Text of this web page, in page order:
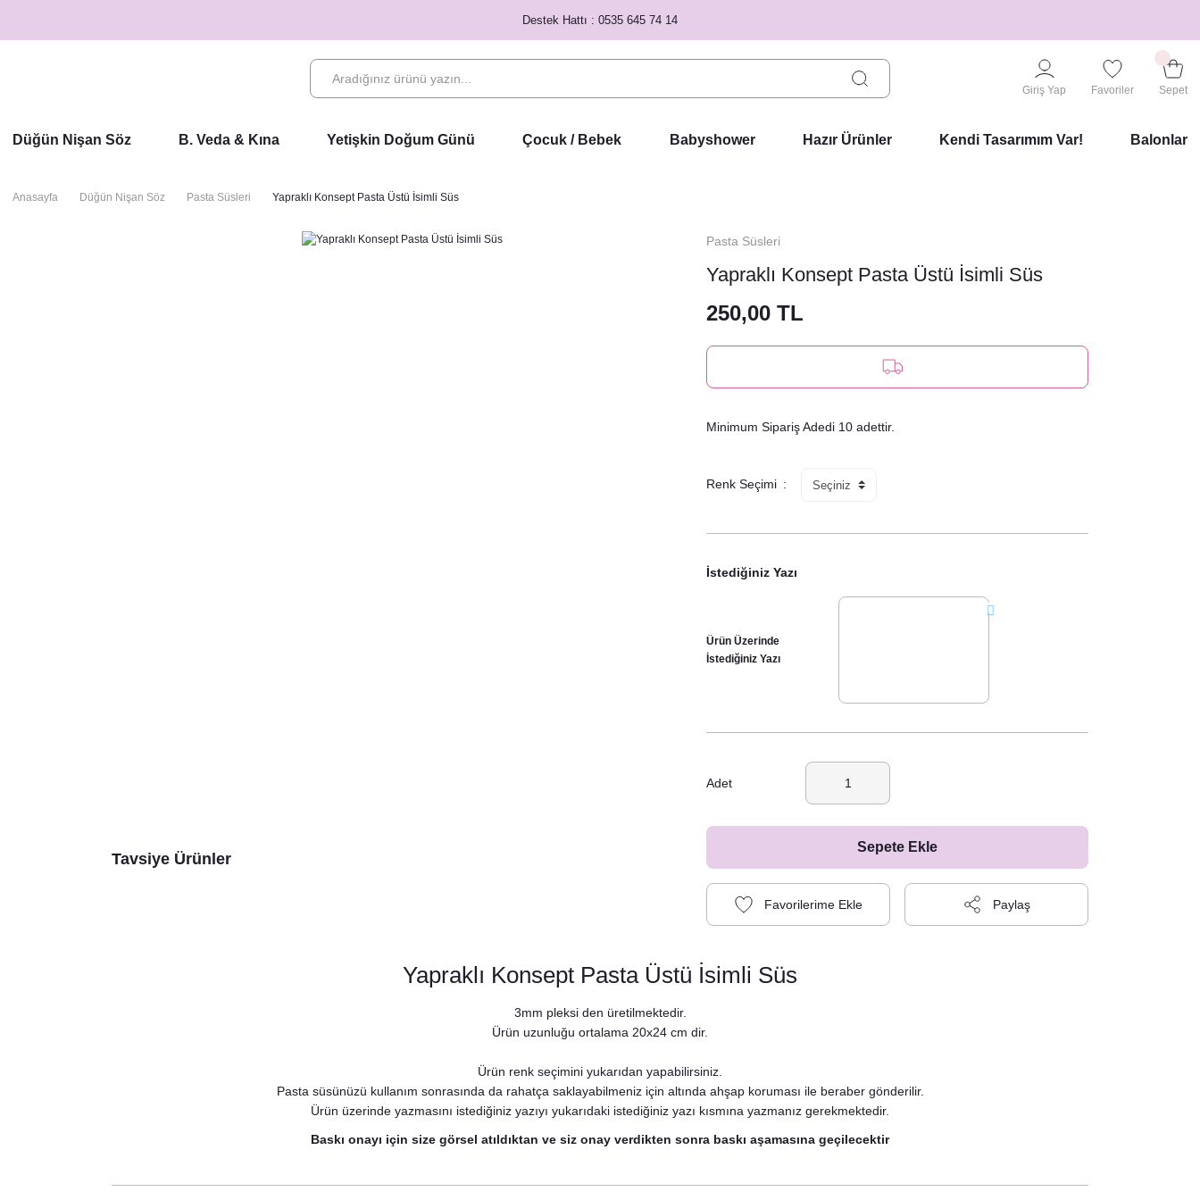
Destek Hattı : 0535 645 74 14
Giriş Yap Favoriler Sepet
Düğün Nişan Söz B. Veda & Kına Yetişkin Doğum Günü Çocuk / Bebek Babyshower Hazır Ürünler Kendi Tasarımım Var! Balonlar
Anasayfa Düğün Nişan Söz Pasta Süsleri Yapraklı Konsept Pasta Üstü İsimli Süs
Tavsiye Ürünler
Pasta Süsleri
Yapraklı Konsept Pasta Üstü İsimli Süs
250,00 TL
Minimum Sipariş Adedi 10 adettir.
Renk Seçimi
İstediğiniz Yazı
Ürün Üzerinde
İstediğiniz Yazı
Adet
Sepete Ekle
Paylaş
Yapraklı Konsept Pasta Üstü İsimli Süs
3mm pleksi den üretilmektedir.
Ürün uzunluğu ortalama 20x24 cm dir.
Ürün renk seçimini yukarıdan yapabilirsiniz.
Pasta süsünüzü kullanım sonrasında da rahatça saklayabilmeniz için altında ahşap koruması ile beraber gönderilir.
Ürün üzerinde yazmasını istediğiniz yazıyı yukarıdaki istediğiniz yazı kısmına yazmanız gerekmektedir.
Baskı onayı için size görsel atıldıktan ve siz onay verdikten sonra baskı aşamasına geçilecektir